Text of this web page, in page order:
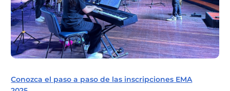
Conozca el paso a paso de las inscripciones EMA